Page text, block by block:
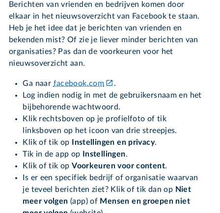
Berichten van vrienden en bedrijven komen door
elkaar in het nieuwsoverzicht van Facebook te staan.
Heb je het idee dat je berichten van vrienden en
bekenden mist? Of zie je liever minder berichten van
organisaties? Pas dan de voorkeuren voor het
nieuwsoverzicht aan.
Ga naar facebook.com
.
Log indien nodig in met de gebruikersnaam en het
bijbehorende wachtwoord.
Klik rechtsboven op je profielfoto of tik
linksboven op het icoon van drie streepjes.
Klik of tik op
Instellingen en privacy.
Tik in de app op
Instellingen.
Klik of tik opVoorkeuren voor content.
Is er een specifiek bedrijf of organisatie waarvan
je teveel berichten ziet? Klik of tik dan op Niet
meer volgen (app) of Mensen en groepen niet